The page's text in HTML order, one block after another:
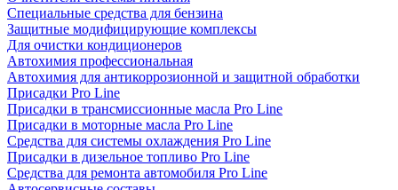
Специальные срeдства для бензина
Защитные модифицирующие комплексы
Для очистки кондиционеров
Автохимия профессиональная
Автохимия для антикоррозионной и защитной обработки
Присадки Pro Line
Присадки в трансмиссионные масла Pro Line
Присадки в моторные масла Pro Line
Средства для системы охлаждения Pro Line
Присадки в дизельное топливо Pro Line
Средства для ремонта автомобиля Pro Line